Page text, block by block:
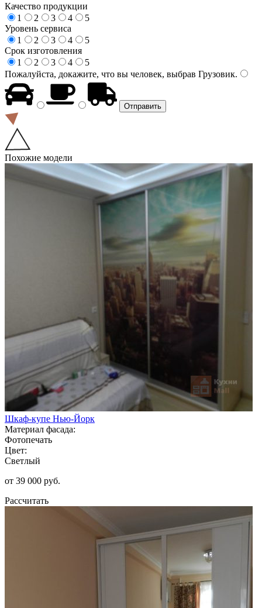
Качество продукции
1
2 3 4
5
Уровень сервиса
1
2 3 4
5
Срок изготовления
1
2 3 4
5
Пожалуйста, докажите, что вы человек, выбрав Грузовик.
Похожие модели
Шкаф-купе Нью-Йорк
Материал фасада:
Фотопечать
Цвет:
Светлый
от 39 000 руб.
Рассчитать